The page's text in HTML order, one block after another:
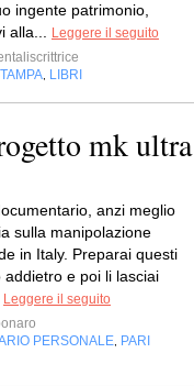
ingente patrimonio,
alla...
Leggere il seguito
LIBRI
mk ultra
anzi meglio
sulla manipolazione
in Italy. Preparai questi
addietro e poi li lasciai
Leggere il seguito
PERSONALE PARI